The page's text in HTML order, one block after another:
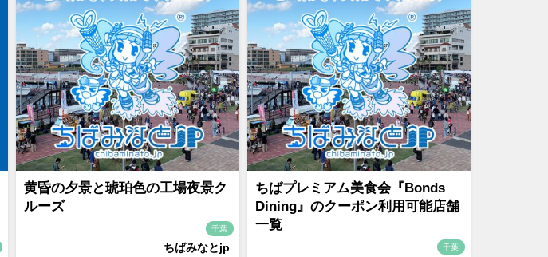
黄昏の夕景と琥珀色の工場夜景ク
ルーズ
千葉
ちばみなとjp
ちばプレミアム美食会『Bonds
Dining』のクーポン利用可能店舗
一覧
千葉